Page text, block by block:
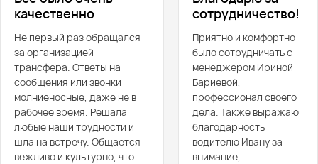
качественно
Не первый раз обращался
за организацией
трансфера. Ответы на
сообщения или звонки
молниеносные, даже не в
рабочее время. Решала
любые наши трудности и
шла на встречу. Общается
вежливо и культурно, что
сотрудничество!
Приятно и комфортно
было сотрудничать с
менеджером Ириной
Бариевой,
профессионал своего
дела. Также выражаю
благодарность
водителю Ивану за
внимание,